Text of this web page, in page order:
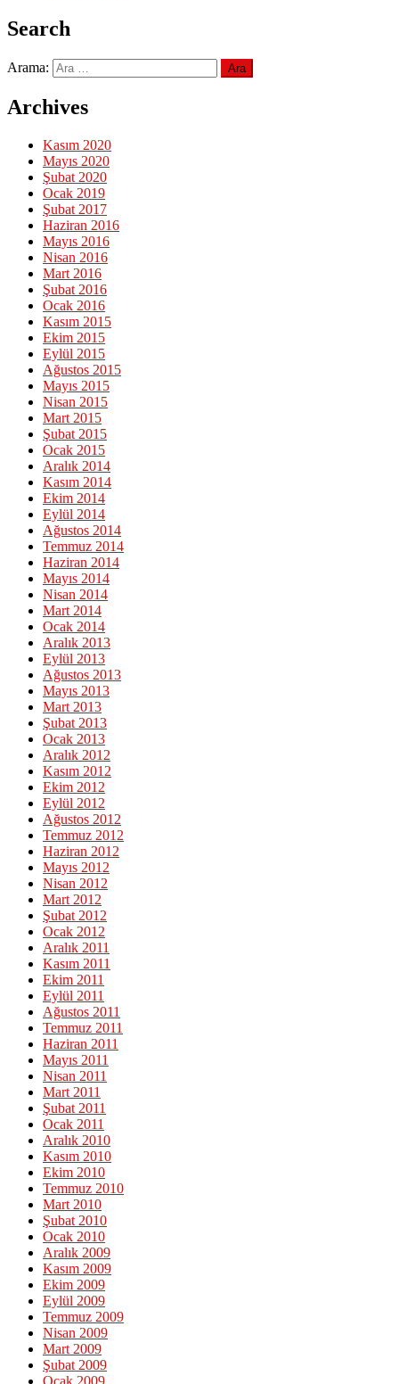
Search
Arama:
Archives
Kasım 2020
Mayıs 2020
Şubat 2020
Ocak 2019
Şubat 2017
Haziran 2016
Mayıs 2016
Nisan 2016
Mart 2016
Şubat 2016
Ocak 2016
Kasım 2015
Ekim 2015
Eylül 2015
Ağustos 2015
Mayıs 2015
Nisan 2015
Mart 2015
Şubat 2015
Ocak 2015
Aralık 2014
Kasım 2014
Ekim 2014
Eylül 2014
Ağustos 2014
Temmuz 2014
Haziran 2014
Mayıs 2014
Nisan 2014
Mart 2014
Ocak 2014
Aralık 2013
Eylül 2013
Ağustos 2013
Mayıs 2013
Mart 2013
Şubat 2013
Ocak 2013
Aralık 2012
Kasım 2012
Ekim 2012
Eylül 2012
Ağustos 2012
Temmuz 2012
Haziran 2012
Mayıs 2012
Nisan 2012
Mart 2012
Şubat 2012
Ocak 2012
Aralık 2011
Kasım 2011
Ekim 2011
Eylül 2011
Ağustos 2011
Temmuz 2011
Haziran 2011
Mayıs 2011
Nisan 2011
Mart 2011
Şubat 2011
Ocak 2011
Aralık 2010
Kasım 2010
Ekim 2010
Temmuz 2010
Mart 2010
Şubat 2010
Ocak 2010
Aralık 2009
Kasım 2009
Ekim 2009
Eylül 2009
Temmuz 2009
Nisan 2009
Mart 2009
Şubat 2009